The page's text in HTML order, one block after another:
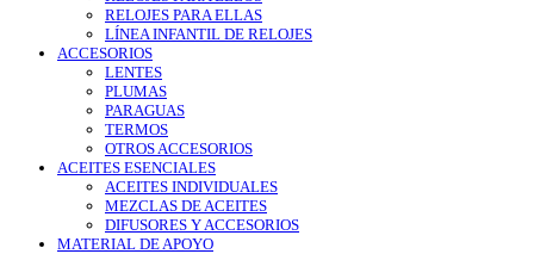
RELOJES PARA ELLAS
LÍNEA INFANTIL DE RELOJES
ACCESORIOS
LENTES
PLUMAS
PARAGUAS
TERMOS
OTROS ACCESORIOS
ACEITES ESENCIALES
ACEITES INDIVIDUALES
MEZCLAS DE ACEITES
DIFUSORES Y ACCESORIOS
MATERIAL DE APOYO